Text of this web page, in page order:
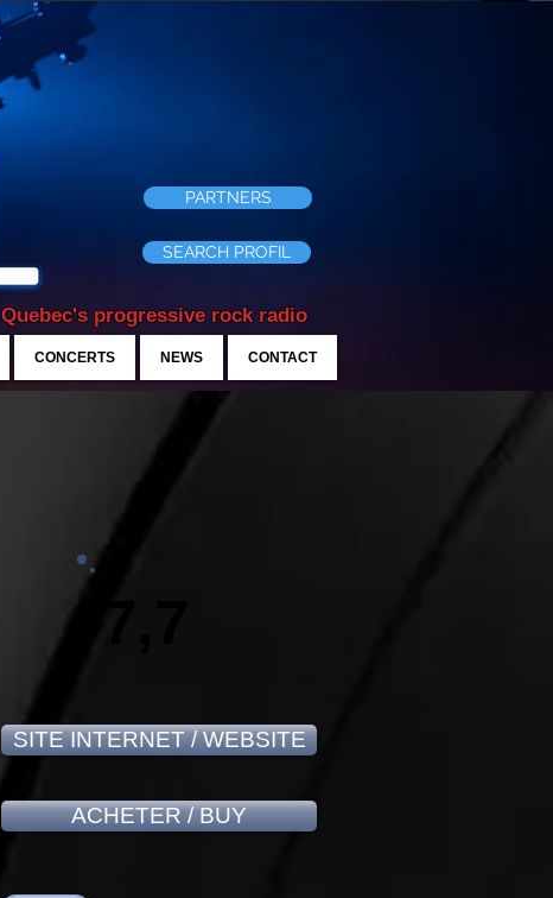
Quebec's progressive rock radio
SEARCH PROFIL
PARTNERS
CONCERTS NEWS CONTACT
SITE INTERNET / WEBSITE
ACHETER / BUY